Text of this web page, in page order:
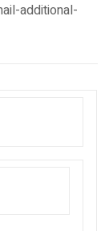
additional-